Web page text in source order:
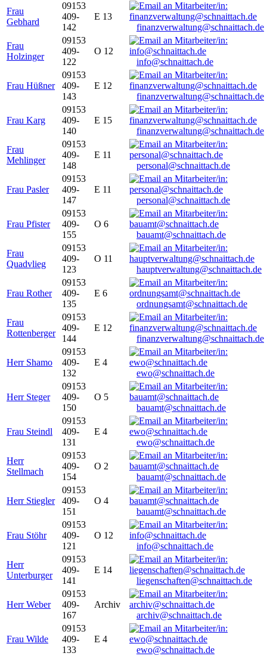
Frau
Gebhard
09153
409-
142
E 13
finanzverwaltung@schnaittach.de
Frau
Holzinger
09153
409-
122
O 12
info@schnaittach.de
Frau Hüßner
09153
409-
143
E 12
finanzverwaltung@schnaittach.de
Frau Karg
09153
409-
140
E 15
finanzverwaltung@schnaittach.de
Frau
Mehlinger
09153
409-
148
E 11
personal@schnaittach.de
Frau Pasler
09153
409-
147
E 11
personal@schnaittach.de
Frau Pfister
09153
409-
155
O 6
bauamt@schnaittach.de
Frau
Quadvlieg
09153
409-
123
O 11
hauptverwaltung@schnaittach.de
Frau Rother
09153
409-
135
E 6
ordnungsamt@schnaittach.de
Frau
Rottenberger
09153
409-
144
E 12
finanzverwaltung@schnaittach.de
Herr Shamo
09153
409-
132
E 4
ewo@schnaittach.de
Herr Steger
09153
409-
150
O 5
bauamt@schnaittach.de
Frau Steindl
09153
409-
131
E 4
ewo@schnaittach.de
Herr
Stellmach
09153
409-
154
O 2
bauamt@schnaittach.de
Herr Stiegler
09153
409-
151
O 4
bauamt@schnaittach.de
Frau Stöhr
09153
409-
121
O 12
info@schnaittach.de
Herr
Unterburger
09153
409-
141
E 14
liegenschaften@schnaittach.de
Herr Weber
09153
409-
167
Archiv
archiv@schnaittach.de
Frau Wilde
09153
409-
133
E 4
ewo@schnaittach.de